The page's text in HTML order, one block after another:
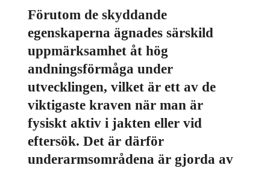
Förutom de skyddande
egenskaperna ägnades särskild
uppmärksamhet åt hög
andningsförmåga under
utvecklingen, vilket är ett av de
viktigaste kraven när man är
fysiskt aktiv i jakten eller vid
eftersök. Det är därför
underarmsområdena är gjorda av